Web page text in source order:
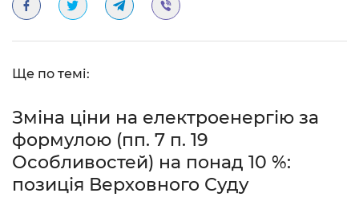
Ще по темі:
Зміна ціни на електроенергію за
формулою (пп. 7 п. 19
Особливостей) на понад 10 %:
позиція Верховного Суду